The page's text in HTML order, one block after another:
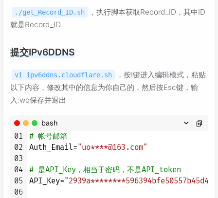
./get_Record_ID.sh
，执行脚本获取Record_ID，其中ID
就是Record_ID
提交IPv6DDNS
vi ipv6ddns.cloudflare.sh
，按I键进入编辑模式，粘贴
以下内容，修改其中的信息为你自己的，然后按Esc键，输
入:wq保存并退出
bash
01
02
03
04
05
06
# 帐号邮箱
Auth_Email="uo****@163.com"
# 是API_Key，相当于密码，不是API_token
API_Key=